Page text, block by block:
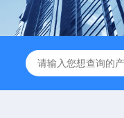
盒,免费代测